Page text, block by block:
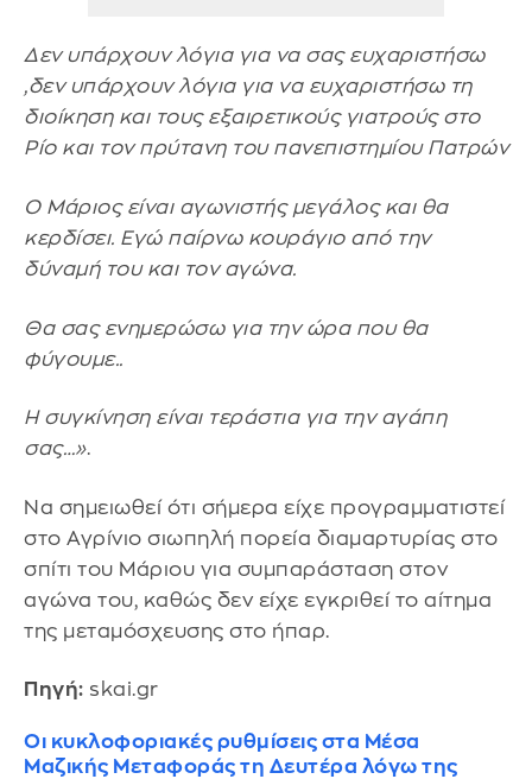
Δεν υπάρχουν λόγια για να σας ευχαριστήσω
,δεν υπάρχουν λόγια για να ευχαριστήσω τη
διοίκηση και τους εξαιρετικούς γιατρούς στο
Ρίο και τον πρύτανη του πανεπιστημίου Πατρών
Ο Μάριος είναι αγωνιστής μεγάλος και θα
κερδίσει. Εγώ παίρνω κουράγιο από την
δύναμή του και τον αγώνα.
Θα σας ενημερώσω για την ώρα που θα
φύγουμε..
Η συγκίνηση είναι τεράστια για την αγάπη
σας…».
Να σημειωθεί ότι σήμερα είχε προγραμματιστεί
στο Αγρίνιο σιωπηλή πορεία διαμαρτυρίας στο
σπίτι του Μάριου για συμπαράσταση στον
αγώνα του, καθώς δεν είχε εγκριθεί το αίτημα
της μεταμόσχευσης στο ήπαρ.
Πηγή: skai.gr
Οι κυκλοφοριακές ρυθμίσεις στα Μέσα
Μαζικής Μεταφοράς τη Δευτέρα λόγω της